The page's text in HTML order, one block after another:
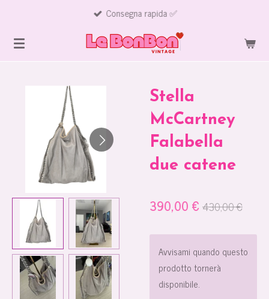
contenuto
principale
Consegna rapida ✅
Stella
McCartney
Falabella
due catene
390,00 €430,00 €
Avvisami quando questo
prodotto tornerà
disponibile.